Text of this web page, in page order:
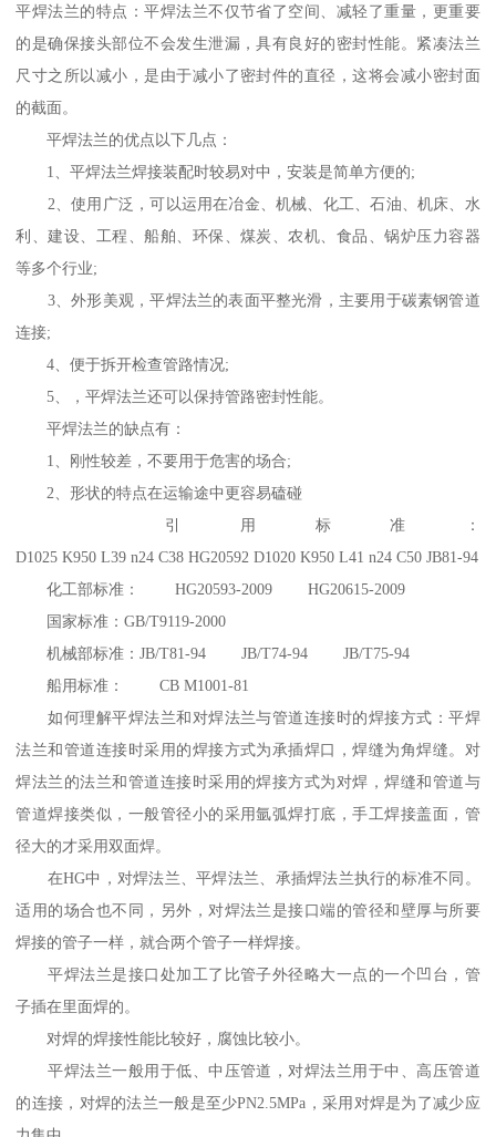
平焊法兰的特点：平焊法兰不仅节省了空间、减轻了重量，更重要
的是确保接头部位不会发生泄漏，具有良好的密封性能。紧凑法兰
尺寸之所以减小，是由于减小了密封件的直径，这将会减小密封面
的截面。
平焊法兰的优点以下几点：
1、平焊法兰焊接装配时较易对中，安装是简单方便的;
2、使用广泛，可以运用在冶金、机械、化工、石油、机床、水
利、建设、工程、船舶、环保、煤炭、农机、食品、锅炉压力容器
等多个行业;
3、外形美观，平焊法兰的表面平整光滑，主要用于碳素钢管道
连接;
4、便于拆开检查管路情况;
5、，平焊法兰还可以保持管路密封性能。
平焊法兰的缺点有：
1、刚性较差，不要用于危害的场合;
2、形状的特点在运输途中更容易磕碰
引用标准：
D1025 K950 L39 n24 C38 HG20592 D1020 K950 L41 n24 C50 JB81-94
化工部标准： HG20593-2009 HG20615-2009
国家标准：GB/T9119-2000
机械部标准：JB/T81-94 JB/T74-94 JB/T75-94
船用标准： CB M1001-81
如何理解平焊法兰和对焊法兰与管道连接时的焊接方式：平焊
法兰和管道连接时采用的焊接方式为承插焊口，焊缝为角焊缝。对
焊法兰的法兰和管道连接时采用的焊接方式为对焊，焊缝和管道与
管道焊接类似，一般管径小的采用氩弧焊打底，手工焊接盖面，管
径大的才采用双面焊。
在HG中，对焊法兰、平焊法兰、承插焊法兰执行的标准不同。
适用的场合也不同，另外，对焊法兰是接口端的管径和壁厚与所要
焊接的管子一样，就合两个管子一样焊接。
平焊法兰是接口处加工了比管子外径略大一点的一个凹台，管
子插在里面焊的。
对焊的焊接性能比较好，腐蚀比较小。
平焊法兰一般用于低、中压管道，对焊法兰用于中、高压管道
的连接，对焊的法兰一般是至少PN2.5MPa，采用对焊是为了减少应